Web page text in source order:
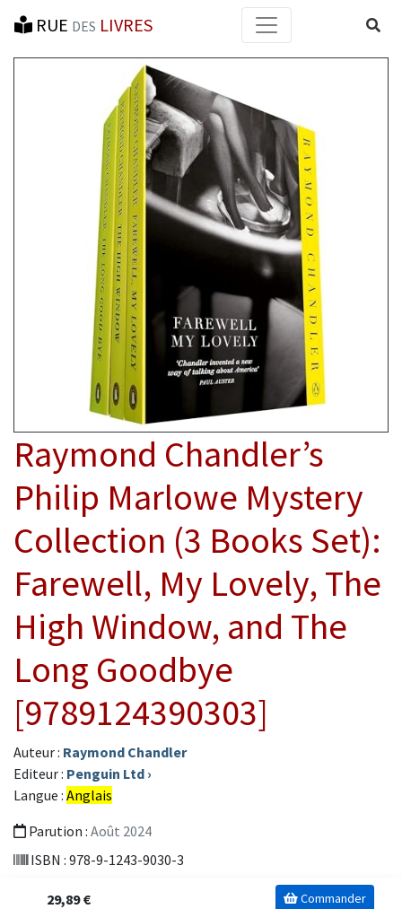
RUE DES LIVRES
Raymond Chandler’s
Philip Marlowe Mystery
Collection (3 Books Set):
Farewell, My Lovely, The
High Window, and The
Long Goodbye
[9789124390303]
Auteur : Raymond Chandler
Editeur : Penguin Ltd ›
Langue : Anglais
Parution : Août 2024
ISBN : 978-9-1243-9030-3
29,89 € Commander